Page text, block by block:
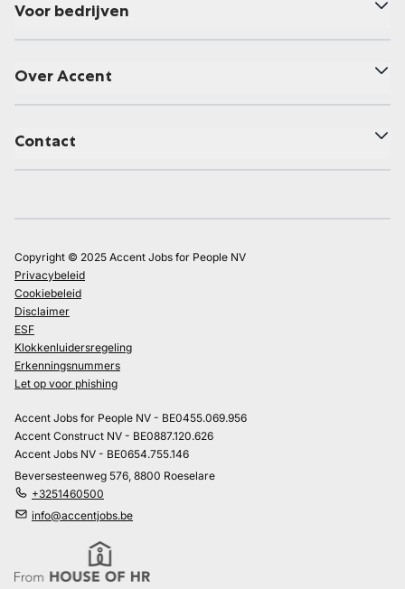
Voor bedrijven
Over Accent
Contact
Copyright © 2025 Accent Jobs for People NV
Privacybeleid
Cookiebeleid
Disclaimer
ESF
Klokkenluidersregeling
Erkenningsnummers
Let op voor phishing
Accent Jobs for People NV - BE0455.069.956
Accent Construct NV - BE0887.120.626
Accent Jobs NV - BE0654.755.146
Beversesteenweg 576, 8800 Roeselare
+3251460500
info@accentjobs.be